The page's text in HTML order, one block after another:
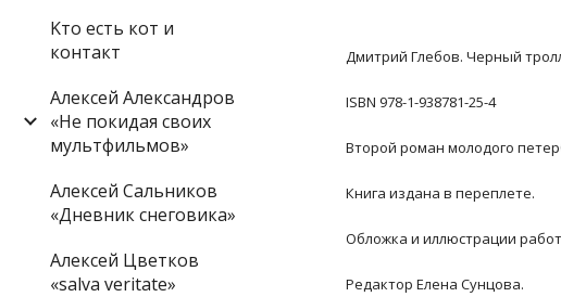
Kто есть кот и
контакт
Алексей Александров
«Не покидая своих
мультфильмов»
Алексей Сальников
«Дневник снеговика»
Алексей Цветков
«salva veritate»
Дмитрий Глебов. Черный
ISBN 978-1-938781-25-4
Второй роман молодого
Книга издана в переплете.
Обложка и иллюстрации
Редактор Елена Сунцова.